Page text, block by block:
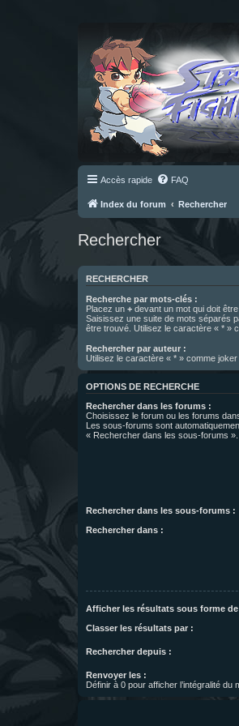
Accès rapide FAQ
Index du forum Rechercher
Rechercher
RECHERCHER
Recherche par mots-clés :
Placez un + devant un mot qui doit
Saisissez une suite de mots séparés
être trouvé. Utilisez le caractère « * »
Rechercher par auteur :
Utilisez le caractère « * » comme
OPTIONS DE RECHERCHE
Rechercher dans les forums :
Choisissez le forum ou les forums
Les sous-forums sont
« Rechercher dans les sous-forums ».
Rechercher dans les sous-forums :
Rechercher dans :
Afficher les résultats sous forme de
Classer les résultats par :
Rechercher depuis :
Renvoyer les :
Définir à 0 pour afficher l’intégralité du